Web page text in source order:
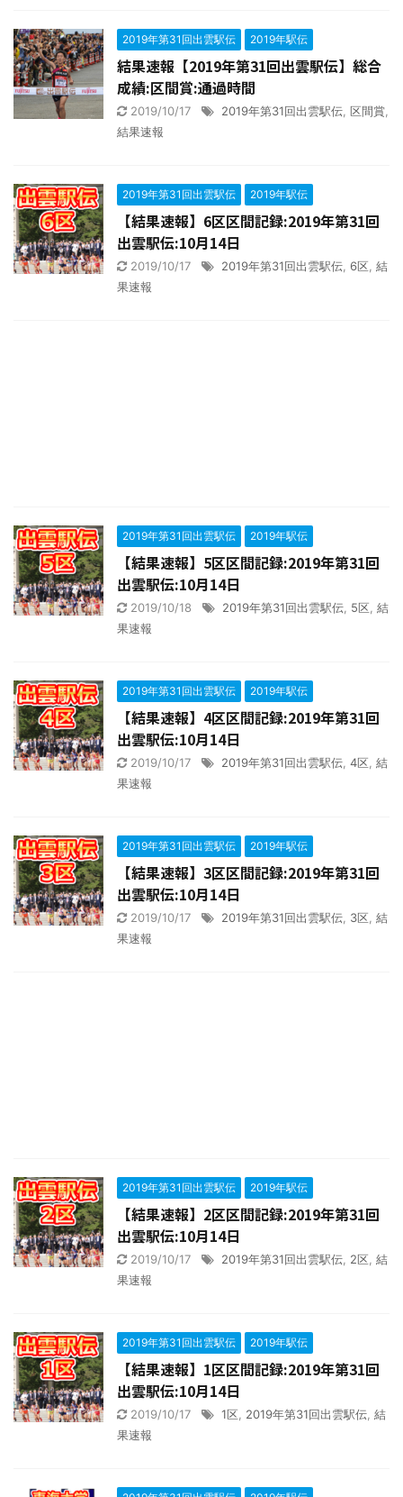
2019年第31回出雲駅伝 2019年駅伝
結果速報【2019年第31回出雲駅伝】総合
成績:区間賞:通過時間
2019/10/17 2019年第31回出雲駅伝 区間賞
結果速報
2019年第31回出雲駅伝 2019年駅伝
【結果速報】6区区間記録:2019年第31回
出雲駅伝:10月14日
2019/10/17 2019年第31回出雲駅伝 6区 結
果速報
2019年第31回出雲駅伝 2019年駅伝
【結果速報】5区区間記録:2019年第31回
出雲駅伝:10月14日
2019/10/18 2019年第31回出雲駅伝 5区 結
果速報
2019年第31回出雲駅伝 2019年駅伝
【結果速報】4区区間記録:2019年第31回
出雲駅伝:10月14日
2019/10/17 2019年第31回出雲駅伝 4区 結
果速報
2019年第31回出雲駅伝 2019年駅伝
【結果速報】3区区間記録:2019年第31回
出雲駅伝:10月14日
2019/10/17 2019年第31回出雲駅伝 3区 結
果速報
2019年第31回出雲駅伝 2019年駅伝
【結果速報】2区区間記録:2019年第31回
出雲駅伝:10月14日
2019/10/17 2019年第31回出雲駅伝 2区 結
果速報
2019年第31回出雲駅伝 2019年駅伝
【結果速報】1区区間記録:2019年第31回
出雲駅伝:10月14日
2019/10/17 1区 2019年第31回出雲駅伝 結
果速報